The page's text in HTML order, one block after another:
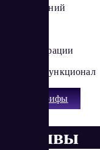
10 обращений
Все интеграции
Полный функционал
Все тарифы
Отзывы